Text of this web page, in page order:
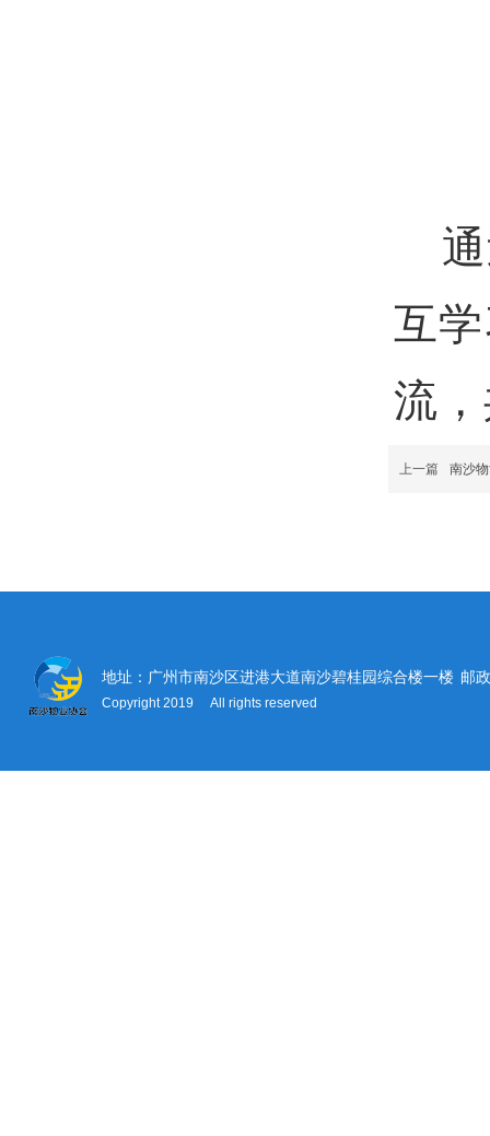
通
互
流
上一篇 南沙
地址：广州市南沙区进港大道南沙碧桂园综合楼一楼 邮
Copyright 2019 All rights reserved